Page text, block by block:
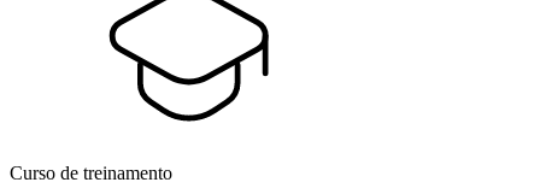
Curso de treinamento